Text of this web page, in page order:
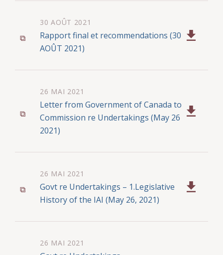
30 AOÛT 2021
Rapport final et recommendations (30
AOÛT 2021)
26 MAI 2021
Letter from Government of Canada to
Commission re Undertakings (May 26
2021)
26 MAI 2021
Govt re Undertakings – 1.Legislative
History of the IAI (May 26, 2021)
26 MAI 2021